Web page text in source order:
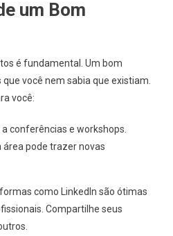
um Bom
é fundamental. Um bom
você nem sabia que existiam.
você:
a conferências e workshops.
área pode trazer novas
como LinkedIn são ótimas
Compartilhe seus